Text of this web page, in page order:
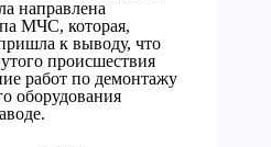
направлена
МЧС, которая,
к выводу, что
происшествия
работ по демонтажу
оборудования